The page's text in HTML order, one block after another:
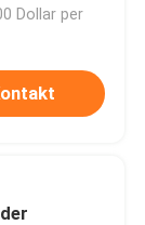
Dollar per